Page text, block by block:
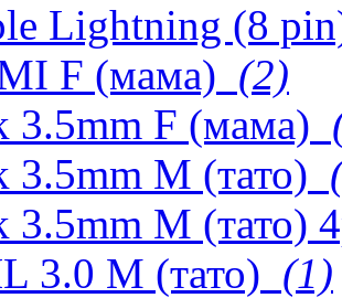
Lightning (8
F (мама) (2)
3.5mm F (мама)
3.5mm M (тато)
3.5mm M (тато)
3.0 M (тато) (1)